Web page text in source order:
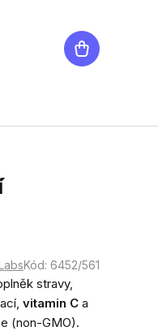
Nákupní
košík
Kód: 6452/561
stravy,
vitamin C a
(non-GMO).